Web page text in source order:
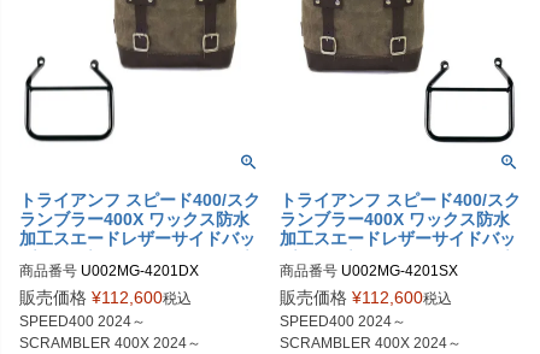
トライアンフ スピード400/スク
ランブラー400X ワックス防水
加工スエードレザーサイドバッ
サポート フレーム右側キット
ユニットガレージ
商品番号 U002MG-4201DX
販売価格 ¥112,600税込
SPEED400 2024～
SCRAMBLER 400X 2024～
トライアンフ スピード400/スク
ランブラー400X ワックス防水
加工スエードレザーサイドバッ
サポート フレーム左側キット
ユニットガレージ
商品番号 U002MG-4201SX
U002MG+4201SX
販売価格 ¥112,600税込
SPEED400 2024～
SCRAMBLER 400X 2024～